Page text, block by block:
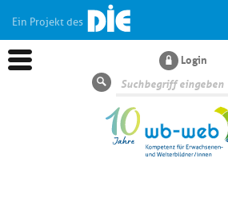
Ein Projekt des
Login
Suche